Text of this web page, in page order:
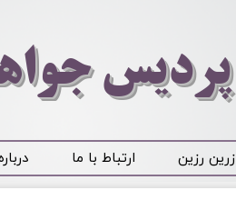
زرین رزین ارتباط با ما
​​​​پردیس